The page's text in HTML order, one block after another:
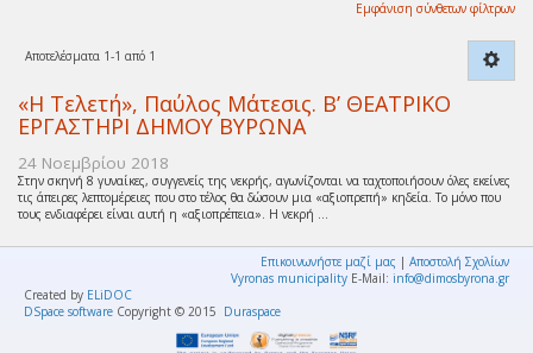
Εμφάνιση σύνθετων φίλτρων
Αποτελέσματα 1-1 από 1
«Η Τελετή», Παύλος Μάτεσις. Β’ ΘΕΑΤΡΙΚΟ
ΕΡΓΑΣΤΗΡΙ ΔΗΜΟΥ ΒΥΡΩΝΑ
24 Νοεμβρίου 2018
Στην σκηνή 8 γυναίκες, συγγενείς της νεκρής, αγωνίζονται να ταχτοποιήσουν όλες εκείνες
τις άπειρες λεπτομέρειες που στο τέλος θα δώσουν μια «αξιοπρεπή» κηδεία. Το μόνο που
τους ενδιαφέρει είναι αυτή η «αξιοπρέπεια». Η νεκρή ...
Επικοινωνήστε μαζί μας | Αποστολή Σχολίων
Vyronas municipality E-Mail: info@dimosbyrona.gr
Created by ELiDOC
DSpace software Copyright © 2015 Duraspace